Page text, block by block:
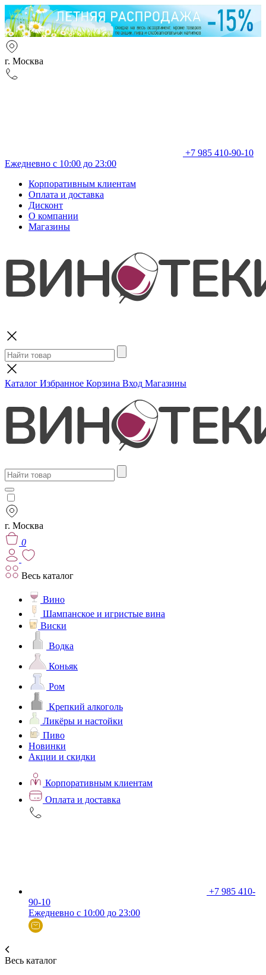
г. Москва
+7 985 410-90-10
Ежедневно с 10:00 до 23:00
Корпоративным клиентам
Оплата и доставка
Дисконт
О компании
Магазины
Каталог Избранное Корзина Вход Магазины
г. Москва
0
Весь каталог
Вино
Шампанское и игристые вина
Виски
Водка
Коньяк
Ром
Крепкий алкоголь
Ликёры и настойки
Пиво
Новинки
Акции и скидки
Корпоративным клиентам
Оплата и доставка
+7 985 410-
90-10
Ежедневно с 10:00 до 23:00
Весь каталог